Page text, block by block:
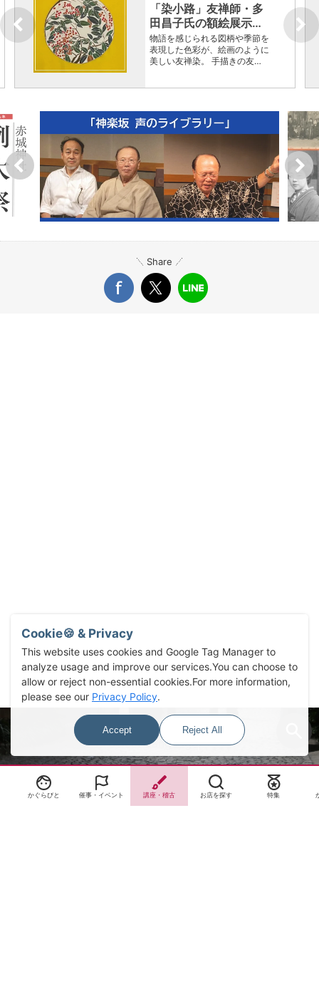
「染小路」友禅師・多
田昌子氏の額絵展示…
物語を感じられる図柄や季節を
表現した色彩が、絵画のように
美しい友禅染。 手描きの友…
Share
Select Language▼
かぐらびと 催事・イベント 講座・稽古 お店を探す 特集
Cookie🍪 & Privacy
This website uses cookies and Google Tag Manager to
analyze usage and improve our services.You can choose to
allow or reject non-essential cookies.For more information,
please see our Privacy Policy.
Accept Reject All